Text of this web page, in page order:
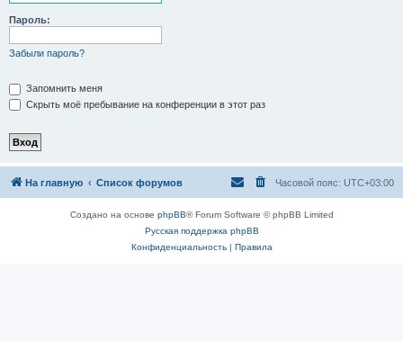
Пароль:
Забыли пароль?
Запомнить меня
Скрыть моё пребывание на конференции в этот раз
На главную Список форумов Часовой пояс: UTC+03:00
Создано на основе phpBB® Forum Software © phpBB Limited
Русская поддержка phpBB
Конфиденциальность| Правила